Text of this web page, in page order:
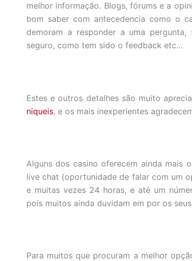
melhor informação. Blogs, fórums e a
bom saber com antecedencia como o
demoram a responder a uma
seguro, como tem sido o feedback etc…
Estes e outros detalhes são muito
niqueis, e os mais inexperientes
Alguns dos casino oferecem ainda mais
live chat (oportunidade de falar com um
e muitas vezes 24 horas, e até um
pois muitos ainda duvidam em por os
Para muitos que procuram a melhor